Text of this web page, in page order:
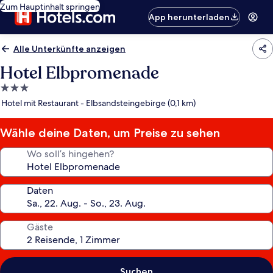
Zum Hauptinhalt springen
App herunterladen
Alle Unterkünfte anzeigen
Hotel Elbpromenade
3.0-
Sterne-
Hotel mit Restaurant - Elbsandsteingebirge (0,1 km)
Wähle deine Daten, um Preise zu sehen
Wo soll’s hingehen?
Daten
Gäste